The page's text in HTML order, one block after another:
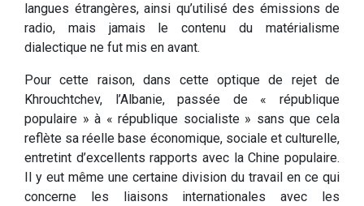
langues étrangères, ainsi qu’utilisé des émissions de
radio, mais jamais le contenu du matérialisme
dialectique ne fut mis en avant.
Pour cette raison, dans cette optique de rejet de
Khrouchtchev, l’Albanie, passée de « république
populaire » à « république socialiste » sans que cela
reflète sa réelle base économique, sociale et culturelle,
entretint d’excellents rapports avec la Chine populaire.
Il y eut même une certaine division du travail en ce qui
concerne les liaisons internationales avec les